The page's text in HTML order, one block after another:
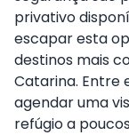
privativo
escapar esta
destinos mais
Catarina. Entre
agendar uma
refúgio a